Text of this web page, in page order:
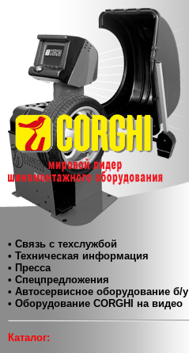
• Связь с техслужбой
• Техническая информация
• Пресса
• Спецпредложения
• Автосервисное оборудование б/у
• Оборудование CORGHI на видео
Каталог: